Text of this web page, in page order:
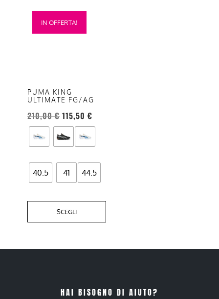
IN OFFERTA!
PUMA KING
ULTIMATE FG/AG
210,00€ 115,50 €
40.5 41 44.5
SCEGLI
Questo
prodotto
opzioni
possono
essere
scelte
nella
del
prodotto
HAI BISOGNO DI AIUTO?